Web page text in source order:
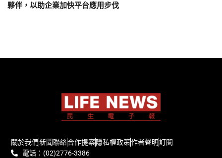
夥伴，以助企業加快平台應用步伐
關於我們新聞聯絡合作提案隱私權政策作者聲明訂閱
電話：(02)2776-3386